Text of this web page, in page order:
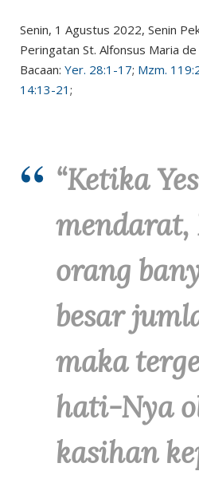
Senin, 1 Agustus 2022, Senin
Peringatan St. Alfonsus Maria
Bacaan: Yer. 28:1-17; Mzm.
14:13-21 ;
“Ketika
orang
besar
maka
hati-Nya
kasihan